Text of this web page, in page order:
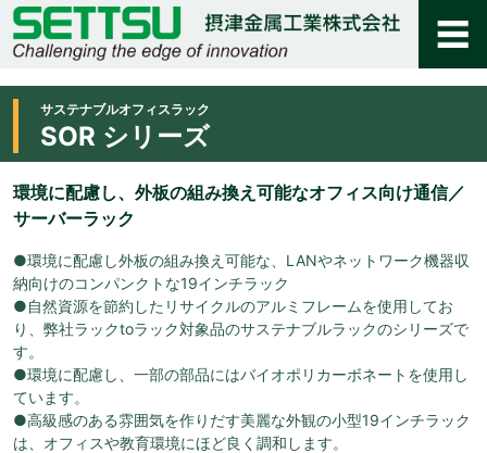
サステナブルオフィスラック
SOR シリーズ
環境に配慮し、外板の組み換え可能なオフィス向け通信／
サーバーラック
●環境に配慮し外板の組み換え可能な、LANやネットワーク機器収
納向けのコンパンクトな19インチラック
●自然資源を節約したリサイクルのアルミフレームを使用してお
り、弊社ラックtoラック対象品のサステナブルラックのシリーズで
す。
●環境に配慮し、一部の部品にはバイオポリカーボネートを使用し
ています。
●高級感のある雰囲気を作りだす美麗な外観の小型19インチラック
は、オフィスや教育環境にほど良く調和します。